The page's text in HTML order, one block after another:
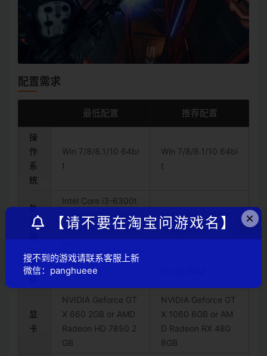
配置需求
最低配置 推荐配置
操
作
系
统
Win 7/8/8.1/10 64bi
t
Win 7/8/8.1/10 64bi
t
处
理
Intel Core i3-6300t
or equivalent [4 or
more hardware thre
Intel Core i5-6600
or equivalent
内
8 GB RAM
显
卡
NVIDIA Geforce GT
X 660 2GB or AMD
Radeon HD 7850 2
GB
NVIDIA Geforce GT
X 1060 6GB or AM
D Radeon RX 480
8GB
×
【请不要在淘宝问游戏名】
搜不到的游戏请联系客服上新
微信：panghueee